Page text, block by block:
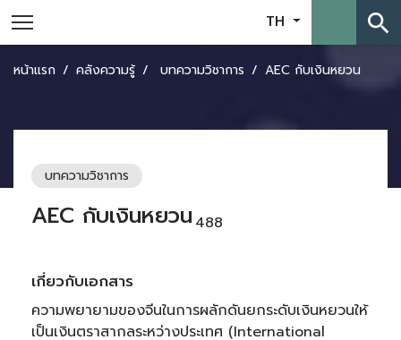
TH search
หน้าแรก คลังความรู้ บทความวิชาการ AEC กับเงินหยวน
บทความวิชาการ
488
AEC กับเงินหยวน
เกี่ยวกับเอกสาร
ความพยายามของจีนในการผลักดันยกระดับเงินหยวนให้
เป็นเงินตราสากลระหว่างประเทศ (International